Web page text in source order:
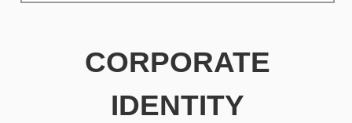
CORPORATE
IDENTITY